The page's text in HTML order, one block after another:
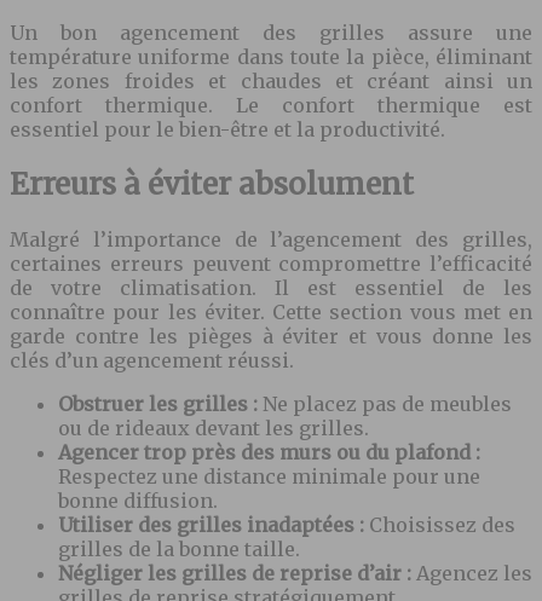
Un bon agencement des grilles assure une
température uniforme dans toute la pièce, éliminant
les zones froides et chaudes et créant ainsi un
confort thermique. Le confort thermique est
essentiel pour le bien-être et la productivité.
Erreurs à éviter absolument
Malgré l’importance de l’agencement des grilles,
certaines erreurs peuvent compromettre l’efficacité
de votre climatisation. Il est essentiel de les
connaître pour les éviter. Cette section vous met en
garde contre les pièges à éviter et vous donne les
clés d’un agencement réussi.
Obstruer les grilles : Ne placez pas de meubles
ou de rideaux devant les grilles.
Agencer trop près des murs ou du plafond :
Respectez une distance minimale pour une
bonne diffusion.
Utiliser des grilles inadaptées : Choisissez des
grilles de la bonne taille.
Négliger les grilles de reprise d’air : Agencez les